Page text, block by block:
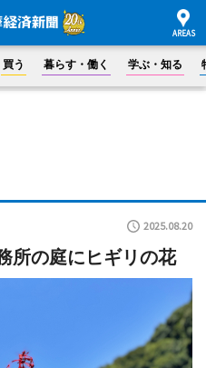
買う 暮らす・働く 学ぶ・知る
2025.08.20
所の庭にヒギリの花